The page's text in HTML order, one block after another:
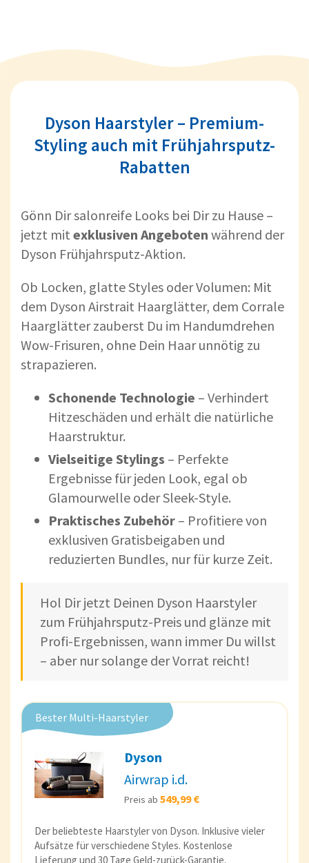
Dyson Haarstyler – Premium-
Styling auch mit Frühjahrsputz-
Rabatten
Gönn Dir salonreife Looks bei Dir zu Hause –
jetzt mit exklusiven Angeboten während der
Dyson Frühjahrsputz-Aktion.
Ob Locken, glatte Styles oder Volumen: Mit
dem Dyson Airstrait Haarglätter, dem Corrale
Haarglätter zauberst Du im Handumdrehen
Wow-Frisuren, ohne Dein Haar unnötig zu
strapazieren.
Schonende Technologie – Verhindert
Hitzeschäden und erhält die natürliche
Haarstruktur.
Vielseitige Stylings – Perfekte
Ergebnisse für jeden Look, egal ob
Glamourwelle oder Sleek-Style.
Praktisches Zubehör – Profitiere von
exklusiven Gratisbeigaben und
reduzierten Bundles, nur für kurze Zeit.
Hol Dir jetzt Deinen Dyson Haarstyler
zum Frühjahrsputz-Preis und glänze mit
Profi-Ergebnissen, wann immer Du willst
– aber nur solange der Vorrat reicht!
Bester Multi-Haarstyler
Dyson
Airwrap i.d.
Preis ab 549,99 €
Der beliebteste Haarstyler von Dyson. Inklusive vieler
Aufsätze für verschiedene Styles. Kostenlose
Lieferung und 30 Tage Geld-zurück-Garantie.